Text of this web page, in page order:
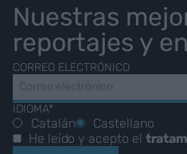
Nuestras
reportajes y
CORREO ELECTRÓNICO
IDIOMA*
Catalán
Castellano
He leído y acepto el